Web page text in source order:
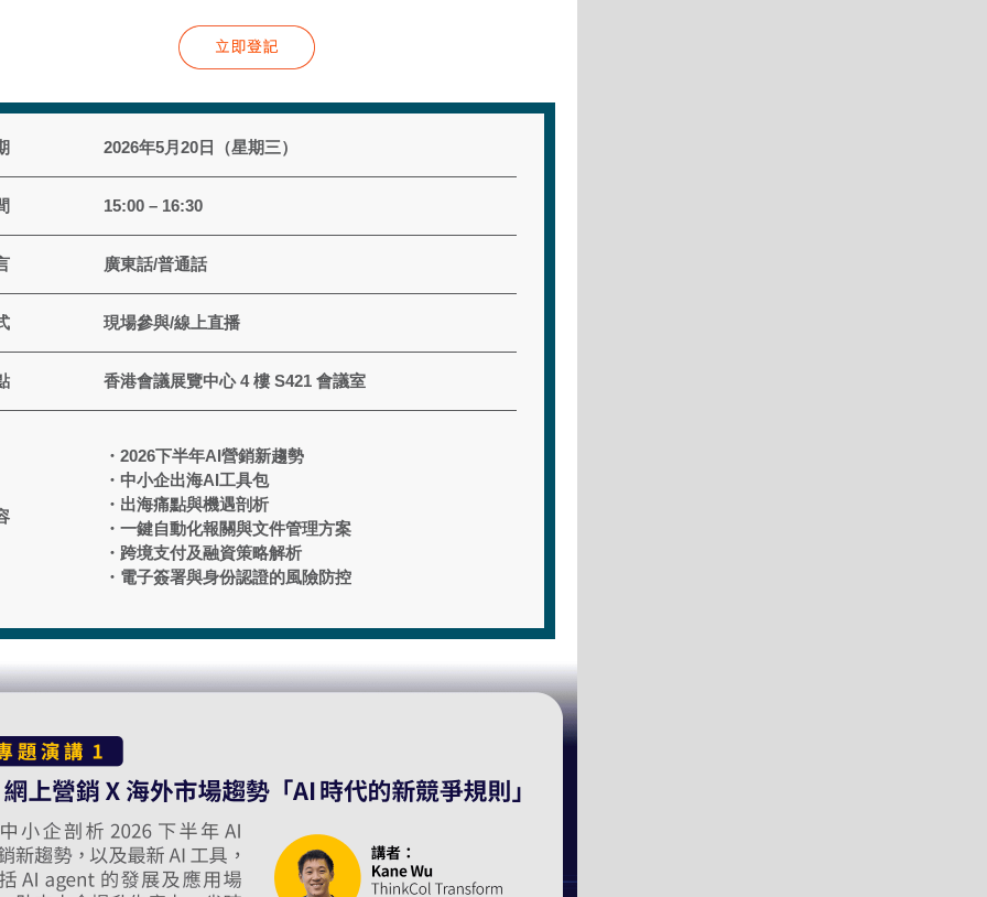
2026年5月20日（星期三）
15:00 – 16:30
廣東話/普通話
現場參與/線上直播
香港會議展覽中心 4 樓 S421 會議室
・2026下半年AI營銷新趨勢
・中小企出海AI工具包
・出海痛點與機遇剖析
・一鍵自動化報關與文件管理方案
・跨境支付及融資策略解析
・電子簽署與身份認證的風險防控